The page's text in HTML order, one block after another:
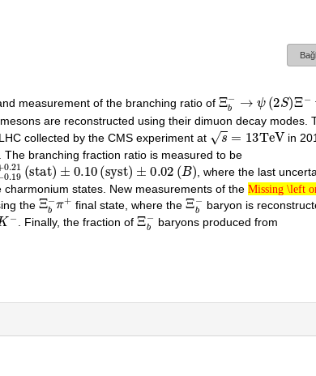
measurement of the branching ratio of Ξb ψ (2S)Ξ−
mesons are reconstructed using their dimuon decay modes.
collected by the CMS experiment at s=13TeV
in
. The branching fraction ratio is measured to be
+0.21(stat)±0.10(syst)±0.02(B)
, where the last
states. New measurements of the Missing \left or extra \right
the Ξb−π+final state, where theΞb−baryon is
− . Finally, the fraction ofΞb−baryons produced from